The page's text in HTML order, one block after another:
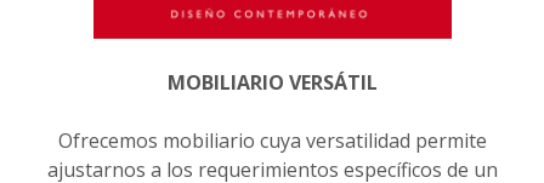
MOBILIARIO VERSÁTIL
Ofrecemos mobiliario cuya versatilidad permite
ajustarnos a los requerimientos específicos de un